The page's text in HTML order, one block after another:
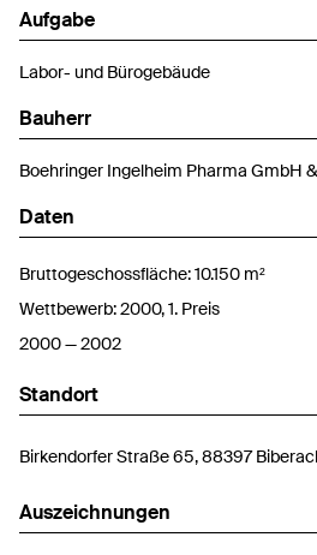
Aufgabe
Labor- und Bürogebäude
Bauherr
Boehringer Ingelheim Pharma GmbH
Daten
Bruttogeschossfläche: 10.150 m²
Wettbewerb: 2000, 1. Preis
2000 — 2002
Standort
Birkendorfer Straße 65, 88397
Auszeichnungen